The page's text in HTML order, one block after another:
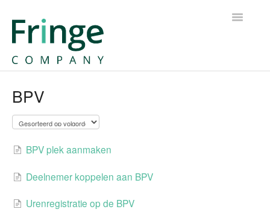
Toggle
BPV
BPV plek aanmaken
Deelnemer koppelen aan BPV
Urenregistratie op de BPV